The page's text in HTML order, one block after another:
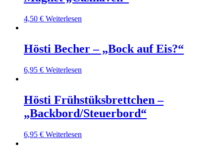
4,50 € Weiterlesen
Hösti Becher – „Bock auf Eis?“
6,95 € Weiterlesen
Hösti Frühstüksbrettchen –
„Backbord/Steuerbord“
6,95 € Weiterlesen